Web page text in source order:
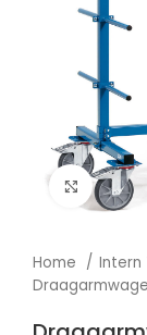
Home Intern